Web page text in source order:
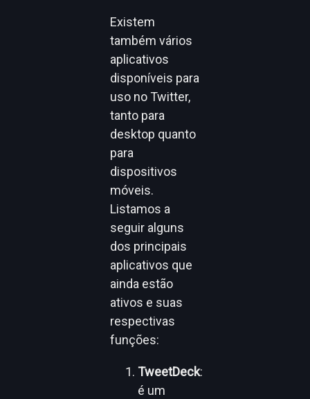
Existem
também vários
aplicativos
disponíveis para
uso no Twitter,
tanto para
desktop quanto
para
dispositivos
móveis.
Listamos a
seguir alguns
dos principais
aplicativos que
ainda estão
ativos e suas
respectivas
funções:
TweetDeck:
é um